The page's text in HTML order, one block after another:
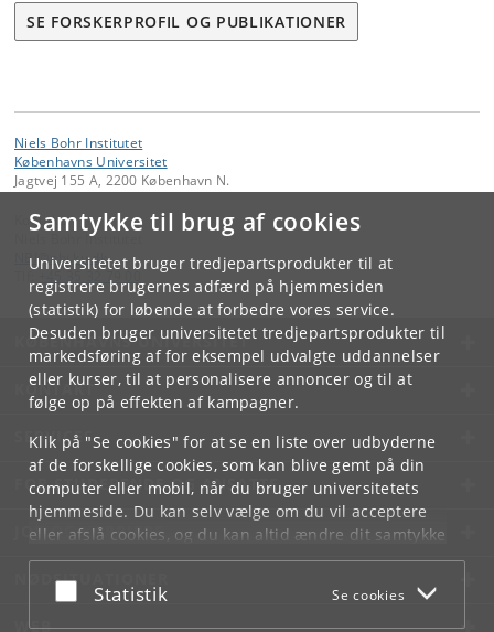
Samtykke til brug af cookies
Universitetet bruger tredjepartsprodukter til at
registrere brugernes adfærd på hjemmesiden
(statistik) for løbende at forbedre vores service.
Desuden bruger universitetet tredjepartsprodukter til
markedsføring af for eksempel udvalgte uddannelser
eller kurser, til at personalisere annoncer og til at
følge op på effekten af kampagner.
Klik på "Se cookies" for at se en liste over udbyderne
af de forskellige cookies, som kan blive gemt på din
computer eller mobil, når du bruger universitetets
hjemmeside. Du kan selv vælge om du vil acceptere
eller afslå cookies, og du kan altid ændre dit samtykke
underCookie- og privatlivspolitiksom du finder i
bunden af hver side.
Acceptér eller afslå
Statistik Se cookies
SE FORSKERPROFIL OG PUBLIKATIONER
Niels Bohr Institutet
Københavns Universitet
Jagtvej 155 A, 2200 København N.
Kontakt:
Niels Bohr Institutet
NBI@ nbi ku.dk
KØBENHAVNS UNIVERSITET
KONTAKT
SERVICES
FOR STUDERENDE OG ANSATTE
JOB OG KARRIERE
NØDSITUATIONER
WEB